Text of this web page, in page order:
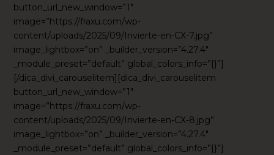
button_url_new_window=”1″
image=”https://fraxu.com/wp-
content/uploads/2025/09/Invierte-en-CX-7.jpg”
image_lightbox=”on” _builder_version=”4.27.4″
_module_preset=”default” global_colors_info=”{}”]
[/dica_divi_carouselitem][dica_divi_carouselitem
button_url_new_window=”1″
image=”https://fraxu.com/wp-
content/uploads/2025/09/Invierte-en-CX-8.jpg”
image_lightbox=”on” _builder_version=”4.27.4″
_module_preset=”default” global_colors_info=”{}”]